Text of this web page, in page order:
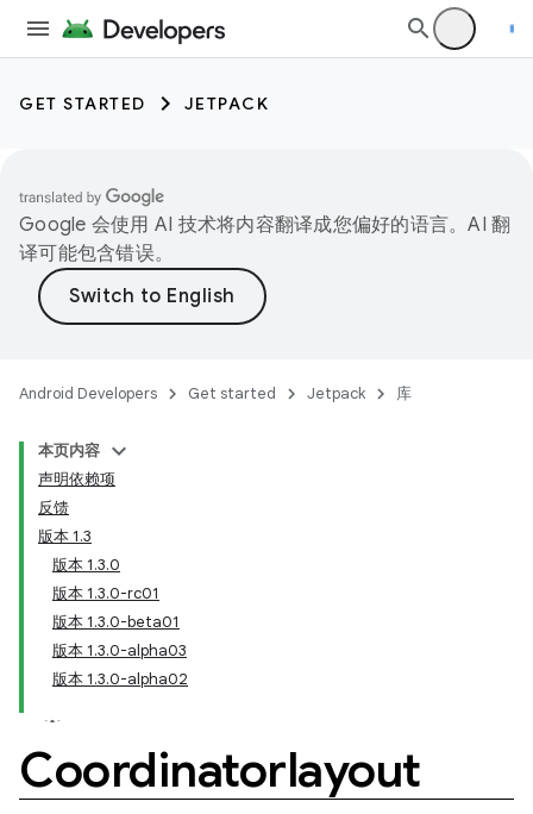
GET STARTED JETPACK
Google 会使用 AI 技术将内容翻译成您偏好的语言。AI 翻
译可能包含错误。
Android Developers Get started Jetpack 库
本页内容
声明依赖项
反馈
版本 1.3
版本 1.3.0
版本 1.3.0-rc01
版本 1.3.0-beta01
版本 1.3.0-alpha03
版本 1.3.0-alpha02
Coordinatorlayout